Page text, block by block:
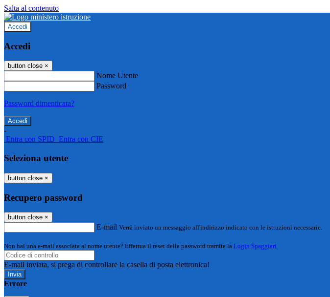
Salta al contenuto
Accedi
Accedi
button close ×
Nome Utente
Password
Password dimenticata?
-
Entra con SPID Entra con CIE
Seleziona utente
button close ×
Recupero password
button close ×
E-mail Verrà inviato un messaggio all'indirizzo indicato con le istruzioni necessarie.
Non hai una e-mail associata al nome utente? Effettua il reset della password tramite la Login Spaggiari
E-mail inviata, si prega di controllare la casella di posta elettronica!
Errore